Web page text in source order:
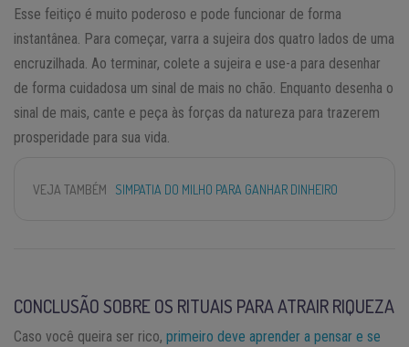
Esse feitiço é muito poderoso e pode funcionar de forma
instantânea. Para começar, varra a sujeira dos quatro lados de uma
encruzilhada. Ao terminar, colete a sujeira e use-a para desenhar
de forma cuidadosa um sinal de mais no chão. Enquanto desenha o
sinal de mais, cante e peça às forças da natureza para trazerem
prosperidade para sua vida.
VEJA TAMBÉM SIMPATIA DO MILHO PARA GANHAR DINHEIRO
CONCLUSÃO SOBRE OS RITUAIS PARA ATRAIR RIQUEZA
Caso você queira ser rico, primeiro deve aprender a pensar e se